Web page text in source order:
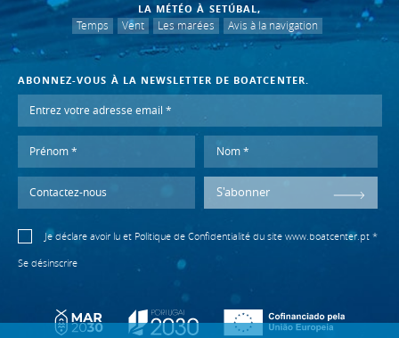
LA MÉTÉO À SETÚBAL,
Temps
Vent Les marées Avis à la navigation
ABONNEZ-VOUS À LA NEWSLETTER DE BOATCENTER.
S'abonner
Je déclare avoir lu et Politique de Confidentialitédu site www.boatcenter.pt *
Se désinscrire